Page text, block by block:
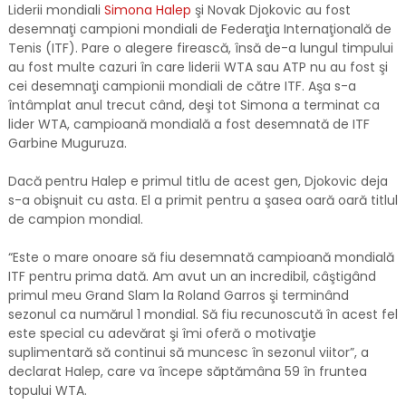
Liderii mondiali Simona Halep şi Novak Djokovic au fost
desemnaţi campioni mondiali de Federaţia Internaţională de
Tenis (ITF). Pare o alegere firească, însă de-a lungul timpului
au fost multe cazuri în care liderii WTA sau ATP nu au fost şi
cei desemnaţi campionii mondiali de către ITF. Aşa s-a
întâmplat anul trecut când, deşi tot Simona a terminat ca
lider WTA, campioană mondială a fost desemnată de ITF
Garbine Muguruza.
Dacă pentru Halep e primul titlu de acest gen, Djokovic deja
s-a obişnuit cu asta. El a primit pentru a şasea oară oară titlul
de campion mondial.
“Este o mare onoare să fiu desemnată campioană mondială
ITF pentru prima dată. Am avut un an incredibil, câştigând
primul meu Grand Slam la Roland Garros şi terminând
sezonul ca numărul 1 mondial. Să fiu recunoscută în acest fel
este special cu adevărat şi îmi oferă o motivaţie
suplimentară să continui să muncesc în sezonul viitor”, a
declarat Halep, care va începe săptămâna 59 în fruntea
topului WTA.